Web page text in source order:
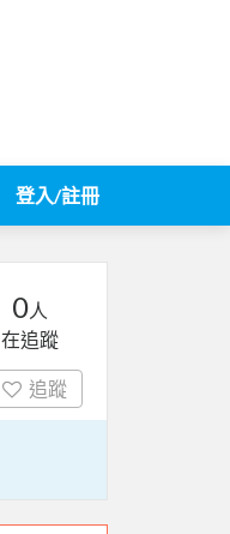
登入/註冊
0人
在追蹤
追蹤